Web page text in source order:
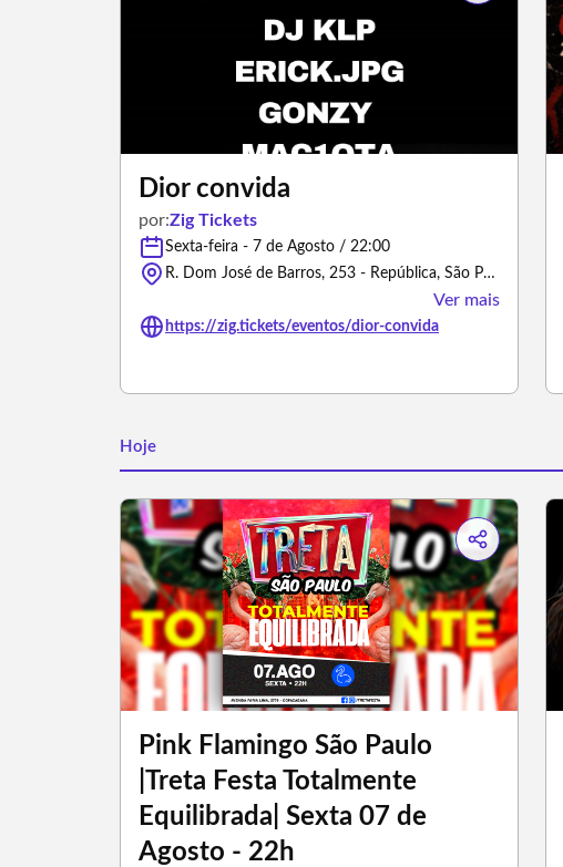
Dior convida
por:Zig Tickets
Sexta-feira - 7 de Agosto / 22:00
R. Dom José de Barros, 253 - República, São Paulo, SP - 01038-10 - São Paulo/São Paulo
Ver mais
https://zig.tickets/eventos/dior-convida
Hoje
Pink Flamingo São Paulo
|Treta Festa Totalmente
Equilibrada| Sexta 07 de
Agosto - 22h